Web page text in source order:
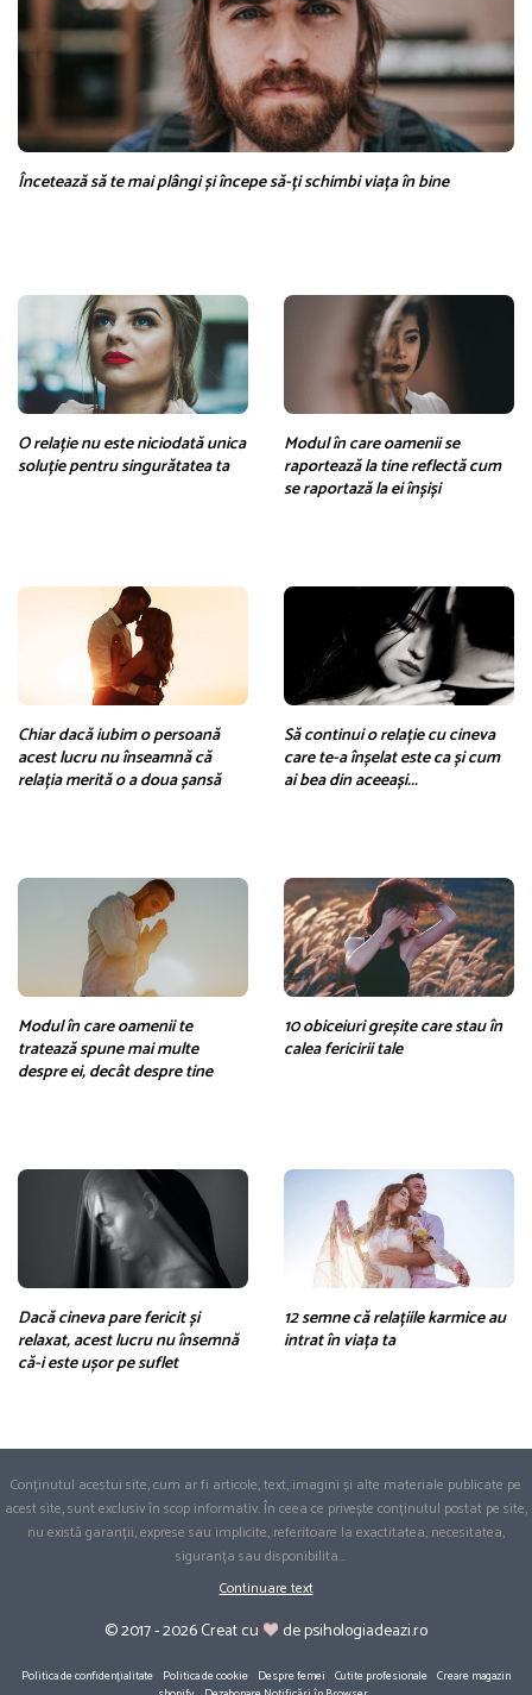
Încetează să te mai plângi și începe să-ți schimbi viața în bine
O relație nu este niciodată unica
soluție pentru singurătatea ta
Modul în care oamenii se
raportează la tine reflectă cum
se raportază la ei înșiși
Chiar dacă iubim o persoană
acest lucru nu înseamnă că
relația merită o a doua șansă
Să continui o relație cu cineva
care te-a înșelat este ca și cum
ai bea din aceeași...
Modul în care oamenii te
tratează spune mai multe
despre ei, decât despre tine
10 obiceiuri greșite care stau în
calea fericirii tale
Dacă cineva pare fericit și
relaxat, acest lucru nu însemnă
că-i este ușor pe suflet
12 semne că relațiile karmice au
intrat în viața ta
Conținutul acestui site, cum ar fi articole, text, imagini și alte materiale publicate pe
acest site, sunt exclusiv în scop informativ. În ceea ce privește conținutul postat pe site,
nu există garanții, exprese sau implicite, referitoare la exactitatea, necesitatea,
siguranța sau disponibilita...
Continuare text
© 2017 - 2026 Creat cu de psihologiadeazi.ro
Politica de confidențialitate Politica de cookie Despre femei Cutite profesionale Creare magazin